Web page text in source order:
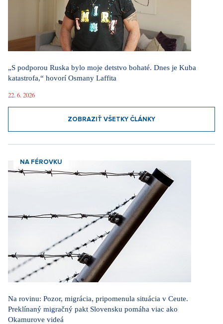
„S podporou Ruska bylo moje detstvo bohaté. Dnes je Kuba
katastrofa,“ hovorí Osmany Laffita
22. 6. 2026
ZOBRAZIŤ VŠETKY ČLÁNKY
NA FÉROVKU
Na rovinu: Pozor, migrácia, pripomenula situácia v Ceute.
Preklínaný migračný pakt Slovensku pomáha viac ako
Okamurove videá